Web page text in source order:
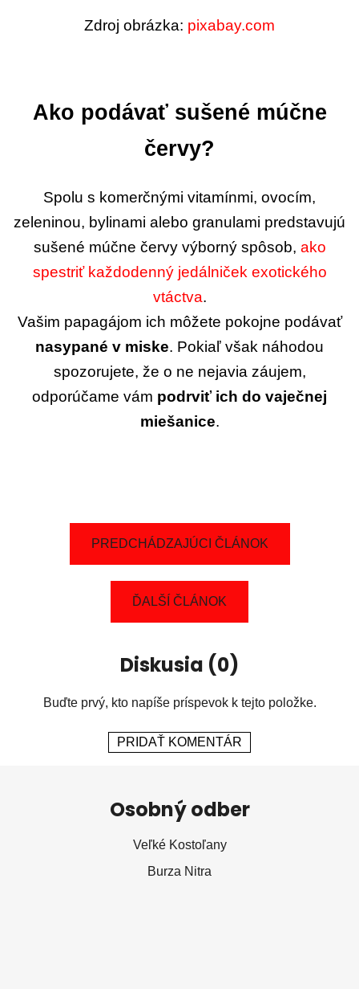
Zdroj obrázka: pixabay.com
Ako podávať sušené múčne
červy?
Spolu s komerčnými vitamínmi, ovocím,
zeleninou, bylinami alebo granulami predstavujú
sušené múčne červy výborný spôsob, ako
spestriť každodenný jedálniček exotického
vtáctva.
Vašim papagájom ich môžete pokojne podávať
nasypané v miske. Pokiaľ však náhodou
spozorujete, že o ne nejavia záujem,
odporúčame vám podrviť ich do vaječnej
miešanice.
PREDCHÁDZAJÚCI ČLÁNOK
ĎALŠÍ ČLÁNOK
Diskusia (0)
Buďte prvý, kto napíše príspevok k tejto položke.
PRIDAŤ KOMENTÁR
Osobný odber
Veľké Kostoľany
Burza Nitra